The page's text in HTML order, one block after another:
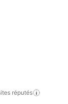
réputés